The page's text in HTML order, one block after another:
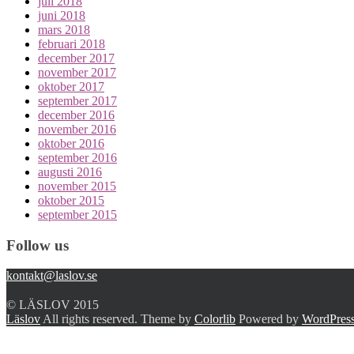
juni 2018
mars 2018
februari 2018
december 2017
november 2017
oktober 2017
september 2017
december 2016
november 2016
oktober 2016
september 2016
augusti 2016
november 2015
oktober 2015
september 2015
Follow us
kontakt@laslov.se
© LÄSLOV 2015
Läslov All rights reserved. Theme by Colorlib Powered by